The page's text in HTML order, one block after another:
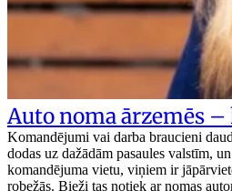
Auto noma ārzemēs –
Komandējumi vai darba braucieni
dodas uz dažādām pasaules valstīm,
komandējuma vietu, viņiem ir
robežās. Bieži tas notiek ar nomas